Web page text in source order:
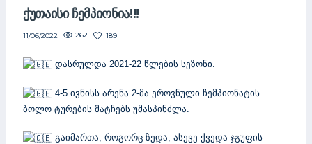
ᲥᲣᲗᲐᲘᲡᲘ ᲩᲔᲛᲞᲘᲝᲜᲘᲐ!!!
11/06/2022 262 189
დასრულდა 2021-22 წლების სეზონი.
4-5 ივნისს არენა 2-მა ეროვნული ჩემპიონატის
ბოლო ტურების მატჩებს უმასპინძლა.
გაიმართა, როგორც ზედა, ასევე ქვედა ჯგუფის